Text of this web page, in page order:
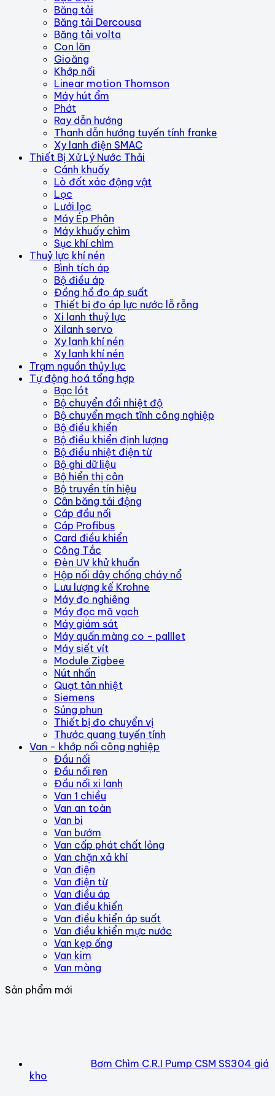
Băng tải
Băng tải Dercousa
Băng tải volta
Con lăn
Gioăng
Khớp nối
Linear motion Thomson
Máy hút ẩm
Phớt
Ray dẫn hướng
Thanh dẫn hướng tuyến tính franke
Xy lanh điện SMAC
Thiết Bị Xử Lý Nước Thải
Cánh khuấy
Lò đốt xác động vật
Lọc
Lưới lọc
Máy Ép Phân
Máy khuấy chìm
Sục khí chìm
Thuỷ lực khí nén
Bình tích áp
Bộ điều áp
Đồng hồ đo áp suất
Thiết bị đo áp lực nước lỗ rỗng
Xi lanh thuỷ lực
Xilanh servo
Xy lanh khí nén
Xy lanh khí nén
Trạm nguồn thủy lực
Tự động hoá tổng hợp
Bạc lót
Bộ chuyển đổi nhiệt độ
Bộ chuyển mạch tĩnh công nghiệp
Bộ điều khiển
Bộ điều khiển định lượng
Bộ điều nhiệt điện từ
Bộ ghi dữ liệu
Bộ hiển thị cân
Bộ truyền tín hiệu
Cân băng tải động
Cáp đầu nối
Cáp Profibus
Card điều khiển
Công Tắc
Đèn UV khử khuẩn
Hộp nối dây chống cháy nổ
Lưu lượng kế Krohne
Máy đo nghiêng
Máy đọc mã vạch
Máy giám sát
Máy quấn màng co - palllet
Máy siết vít
Module Zigbee
Nút nhấn
Quạt tản nhiệt
Siemens
Súng phun
Thiết bị đo chuyển vị
Thước quang tuyến tính
Van - khớp nối công nghiệp
Đầu nối
Đầu nối ren
Đầu nối xi lanh
Van 1 chiều
Van an toàn
Van bi
Van bướm
Van cấp phát chất lỏng
Van chặn xả khí
Van điện
Van điện từ
Van điều áp
Van điều khiển
Van điều khiển áp suất
Van điều khiển mực nước
Van kẹp ống
Van kim
Van màng
Sản phẩm mới
Bơm Chìm C.R.I Pump CSM SS304 giá
kho